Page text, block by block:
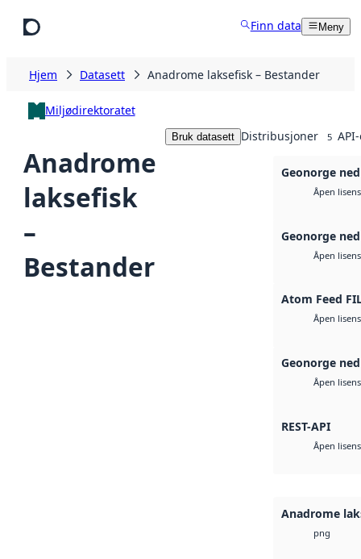
Finn data Meny
Hjem Datasett Anadrome laksefisk – Bestander
Miljødirektoratet
Anadrome
laksefisk
–
Bestander
Bruk datasett Distribusjoner 5
Geonorge
Åpen lisens
Geonorge
Åpen lisens
Atom Feed
Åpen lisens
Geonorge
Åpen lisens
REST-API
Åpen lisens
Anadrome
png